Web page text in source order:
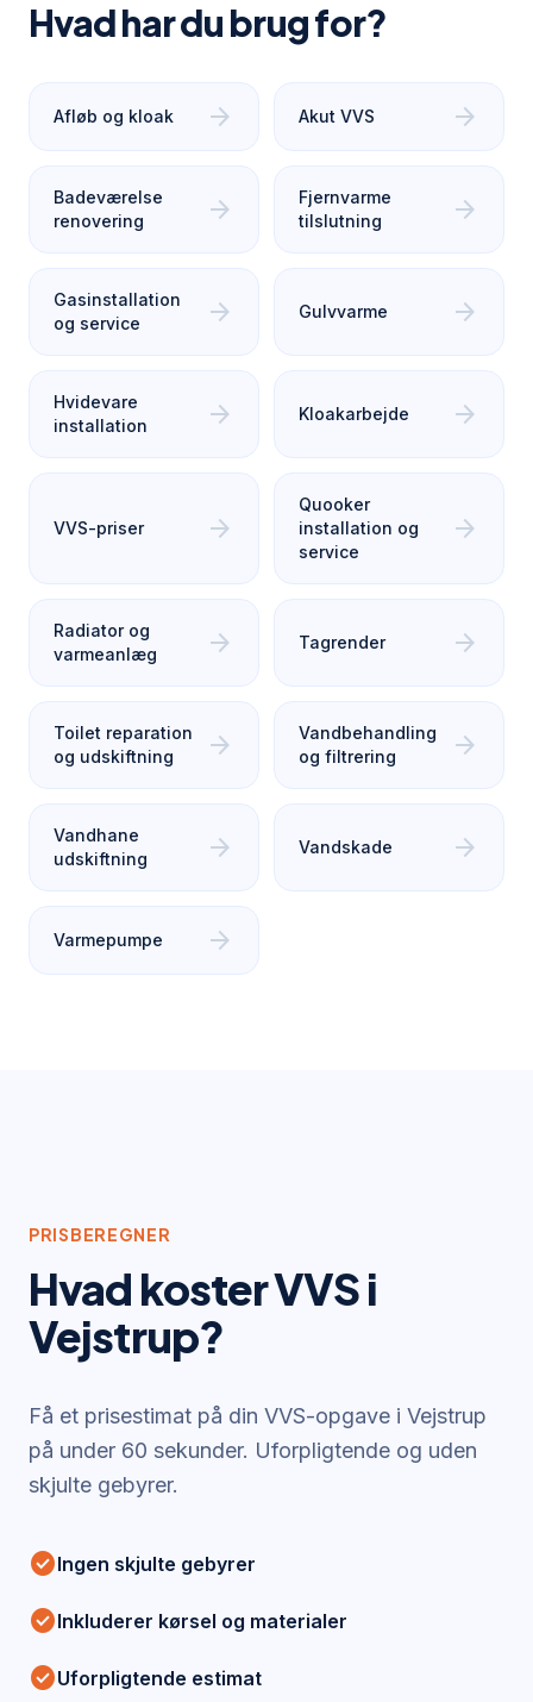
Hvad har du brug for?
Afløb og kloak arrow_forward Akut VVS arrow_forward
Badeværelse
renovering
arrow_forward
Fjernvarme
tilslutning
arrow_forward
Gasinstallation
og service
arrow_forward Gulvvarme arrow_forward
Hvidevare
installation
arrow_forward Kloakarbejde arrow_forward
VVS-priser arrow_forward
Quooker
installation og
service
arrow_forward
Radiator og
varmeanlæg
arrow_forward Tagrender arrow_forward
Toilet reparation
og udskiftning
arrow_forward
Vandbehandling
og filtrering
arrow_forward
Vandhane
udskiftning
arrow_forward Vandskade arrow_forward
Varmepumpe arrow_forward
PRISBEREGNER
Hvad koster VVS i
Vejstrup?
Få et prisestimat på din VVS-opgave i Vejstrup
på under 60 sekunder. Uforpligtende og uden
skjulte gebyrer.
check_circleIngen skjulte gebyrer
check_circleInkluderer kørsel og materialer
check_circleUforpligtende estimat